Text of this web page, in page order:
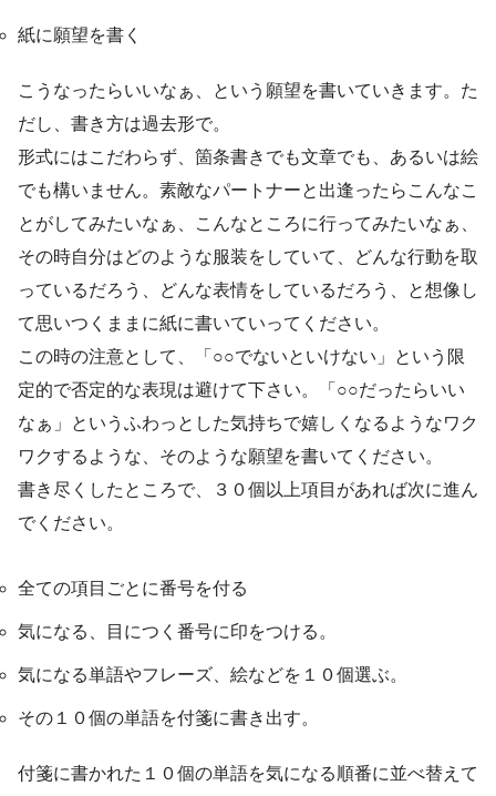
紙に願望を書く
こうなったらいいなぁ、という願望を書いていきます。た
だし、書き方は過去形で。
形式にはこだわらず、箇条書きでも文章でも、あるいは絵
でも構いません。素敵なパートナーと出逢ったらこんなこ
とがしてみたいなぁ、こんなところに行ってみたいなぁ、
その時自分はどのような服装をしていて、どんな行動を取
っているだろう、どんな表情をしているだろう、と想像し
て思いつくままに紙に書いていってください。
この時の注意として、「○○でないといけない」という限
定的で否定的な表現は避けて下さい。「○○だったらいい
なぁ」というふわっとした気持ちで嬉しくなるようなワク
ワクするような、そのような願望を書いてください。
書き尽くしたところで、３０個以上項目があれば次に進ん
でください。
全ての項目ごとに番号を付る
気になる、目につく番号に印をつける。
気になる単語やフレーズ、絵などを１０個選ぶ。
その１０個の単語を付箋に書き出す。
付箋に書かれた１０個の単語を気になる順番に並べ替えて